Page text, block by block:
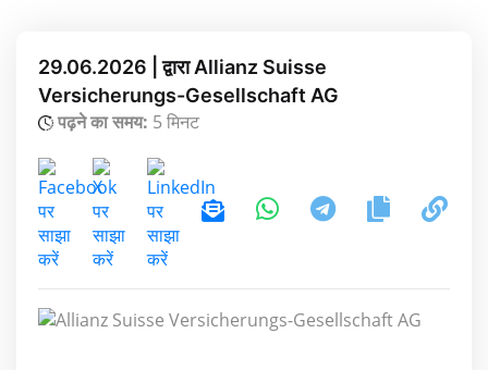
29.06.2026 | द्वारा Allianz Suisse
Versicherungs-Gesellschaft AG
पढ़ने का समय: 5 मिनट